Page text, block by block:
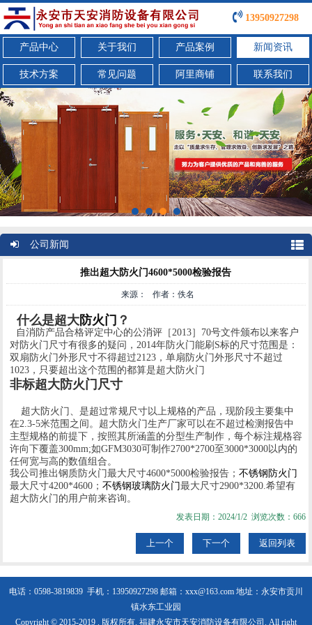
13950927298
产品中心 关于我们 产品案例 新闻资讯
技术方案 常见问题 阿里商铺 联系我们
公司新闻
推出超大防火门4600*5000检验报告
来源： 作者：佚名
什么是超大防火门 ？
自消防产品合格评定中心的公消评［2013］70号文件颁布以来客户
对防火门尺寸有很多的疑问，2014年防火门能刷S标的尺寸范围是：
双扇防火门外形尺寸不得超过2123，单扇防火门外形尺寸不超过
1023，只要超出这个范围的都算是超大防火门
非标超大防火门尺寸
超大防火门、是超过常规尺寸以上规格的产品，现阶段主要集中
在2.3-5米范围之间。超大防火门生产厂家可以在不超过检测报告中
主型规格的前提下，按照其所涵盖的分型生产制作，每个标注规格容
许向下覆盖300mm;如GFM3030可制作2700*2700至3000*3000以内的
任何宽与高的数值组合。
我公司推出钢质防火门最大尺寸4600*5000检验报告； 不锈钢防火门
最大尺寸4200*4600； 不锈钢玻璃防火门最大尺寸2900*3200.希望有
超大防火门的用户前来咨询。
发表日期：2024/1/2 浏览次数：666
上一个 下一个 返回列表
电话：0598-3819839 手机：13950927298 邮箱：xxx@163.com 地址：永安市贡川
镇水东工业园
Copyright © 2015-2019 . 版权所有. 福建永安市天安消防设备有限公司. All right